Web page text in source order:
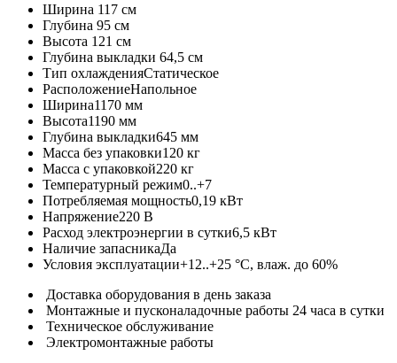
Ширина 117 см
Глубина 95 см
Высота 121 см
Глубина выкладки 64,5 см
Тип охлажденияСтатическое
РасположениеНапольное
Ширина1170 мм
Высота1190 мм
Глубина выкладки645 мм
Масса без упаковки120 кг
Масса с упаковкой220 кг
Температурный режим0..+7
Потребляемая мощность0,19 кВт
Напряжение220 В
Расход электроэнергии в сутки6,5 кВт
Наличие запасникаДа
Условия эксплуатации+12..+25 °C, влаж. до 60%
Доставка оборудования в день заказа
Монтажные и пусконаладочные работы 24 часа в сутки
Техническое обслуживание
Электромонтажные работы